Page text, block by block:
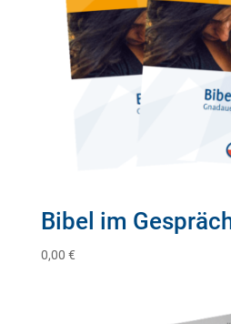
Bibel im
0,00 €